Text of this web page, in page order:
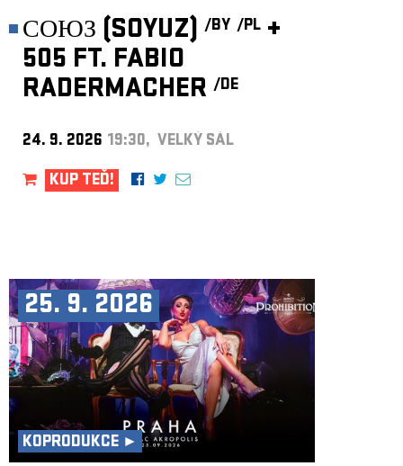
СОЮЗ (SOYUZ) /BY /PL +
505 FT. FABIO
RADERMACHER /DE
24. 9. 2026 19:30, VELKÝ SÁL
KUP TEĎ!
25. 9. 2026
KOPRODUKCE ►